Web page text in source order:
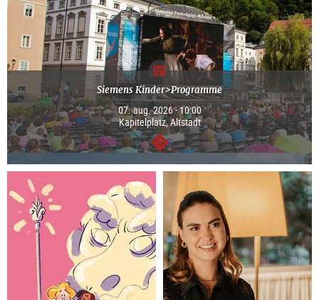
Siemens Kinder>Programme
07. aug. 2026 - 10:00
Kapitelplatz, Altstadt
Tovább